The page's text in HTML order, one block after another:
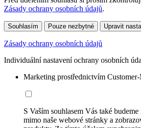
Zásady ochrany osobních údajů.
Souhlasím Pouze nezbytné Upravit
Zásady ochrany osobních údajů
Individuální nastavení ochrany osobních
Marketing prostřednictvím
S Vaším souhlasem Vás také
mimo naše webové stránky a